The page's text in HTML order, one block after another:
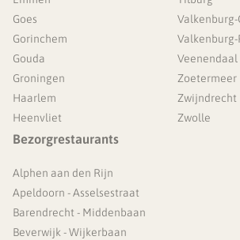
Goes
Gorinchem
Gouda
Groningen
Haarlem
Heenvliet
Valkenburg-
Veenendaal
Zoetermeer
Zwijndrecht
Zwolle
Bezorgrestaurants
Alphen aan den Rijn
Apeldoorn - Asselsestraat
Barendrecht - Middenbaan
Beverwijk - Wijkerbaan